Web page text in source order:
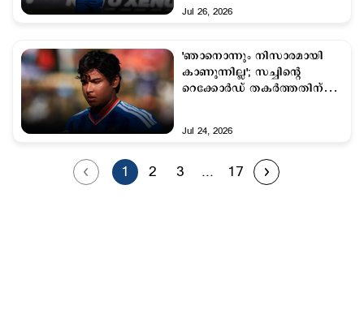
Jul 26, 2026
'ഞാനൊന്നും നിസാരമായി
കാണുന്നില്ല'; സച്ചിന്‍റെ
റെക്കോര്‍ഡ് തകര്‍ത്തതിന്
Jul 24, 2026
1 2 3 ... 17